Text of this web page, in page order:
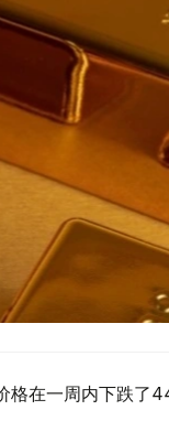
在一周内下跌了